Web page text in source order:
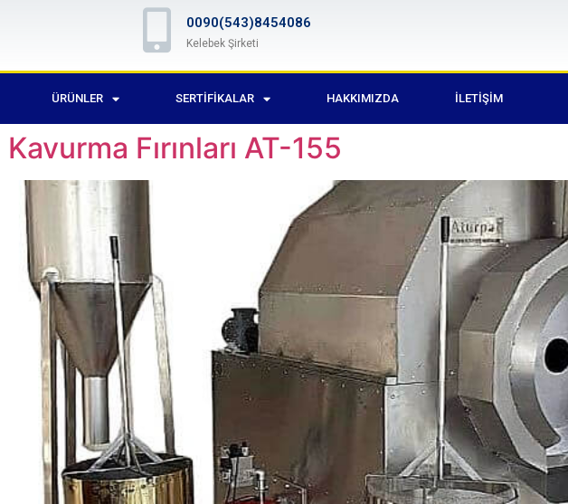
0090(543)8454086
Kelebek Şirketi
ÜRÜNLER SERTIFIKALAR HAKKIMIZDA İLETIŞIM
Fırınları AT-155